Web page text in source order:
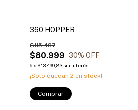
360 HOPPER
$80.999
$115.487
30% OFF
6x $13.499,83 sin interés
¡Solo quedan 2 en stock!
Comprar